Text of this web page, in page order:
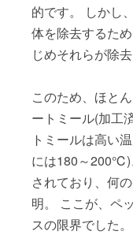
的です。 しかし
体を除去するた
じめそれらが除
このため、ほと
ートミール(加工
トミールは高い
には180～200℃)
されており、何
明。 ここが、ペ
スの限界でした。